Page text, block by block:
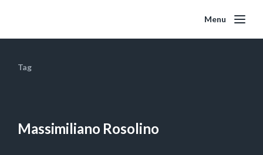
Menu
Tag
Massimiliano Rosolino